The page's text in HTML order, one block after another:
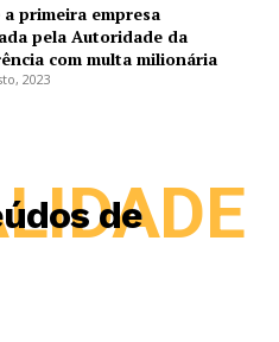
a primeira empresa
pela Autoridade da
com multa milionária
2023
de